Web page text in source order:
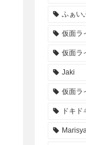
ふぁい
仮面ラ
仮面ラ
Jaki
仮面ラ
ドキド